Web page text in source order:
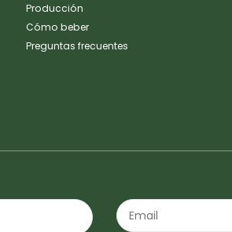
Producción
Cómo beber
Preguntas frecuentes